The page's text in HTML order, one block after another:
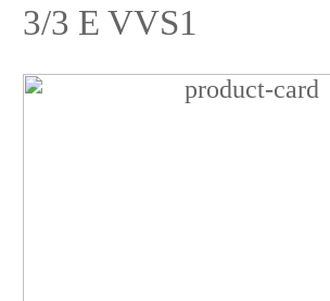
3/3 E VVS1
Бриллиант